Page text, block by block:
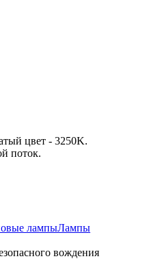
цвет - 3250K.
поток.
лампыЛампы
вождения